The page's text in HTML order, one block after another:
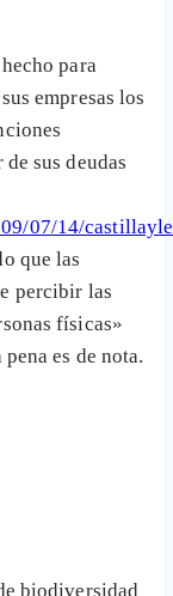
para
empresas los
sus deudas
07/14/
que las
percibir las
físicas»
es de nota.
biodiversidad